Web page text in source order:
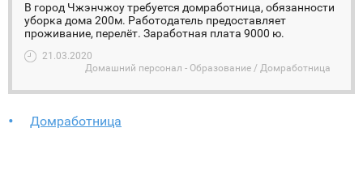
В город Чжэнчжоу требуется домработница, обязанности
уборка дома 200м. Работодатель предоставляет
проживание, перелёт. Заработная плата 9000 ю.
21.03.2020
Домашний персонал - Образование / Домработница
Домработница